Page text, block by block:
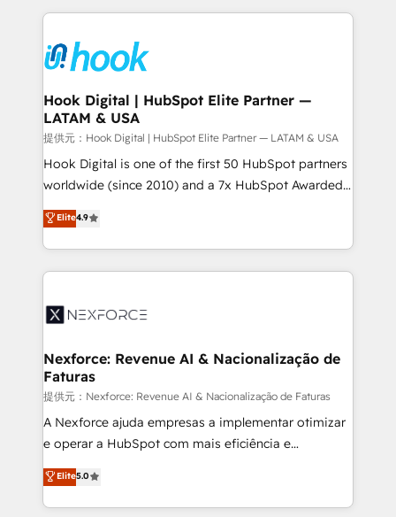
move beyond spreadsheets into unified systems
that drive real business results.
Technical Solutions: - HubSpot Technical Consulting -
Onboarding - Data Migration & Integrations -
Technical Audit & Optimization Strategic Solutions: -
Revenue Operations - Inbound Marketing -
Outbound Marketing - HubSpot CMS Website
Design & Development We empower our clients to
reach their full potential by providing transparent,
relationship-driven support. With over 300 HubSpot
technical know-how and strategic guidance you
need to succeed.
Hook Digital | HubSpot Elite Partner —
LATAM & USA
提供元：Hook Digital | HubSpot Elite Partner — LATAM & USA
Hook Digital is one of the first 50 HubSpot partners
worldwide (since 2010) and a 7x HubSpot Awarded
Elite Partner. With 500+ projects across the U.S.,
Brazil, and LATAM, we combine global expertise with
regional experience. Today, we are Brazil’s largest
HubSpot Elite Partner—trusted by companies across
Implementation & Migration Onboarding across all
Station, Freshdesk, Intercom, and more. Custom
objects, automations, and integrations built for
growth. 🚀 AI-Driven GTM Orchestration Unify
HubSpot with LinkedIn, WhatsApp, email, paid
media, and AI voice to drive pipeline. 🤖 AI Custom
prospecting, follow-ups, service triage, and
knowledge retrieval—built in HubSpot. ⚡ Fast-Track
Elite4.9
Nexforce: Revenue AI & Nacionalização de
Faturas
提供元：Nexforce: Revenue AI & Nacionalização de Faturas
A Nexforce ajuda empresas a implementar otimizar
e operar a HubSpot com mais eficiência e
previsibilidade de receita. Combinamos Revenue
Operations (RevOps) e Inteligência Artificial para
estruturar processos integrar sistemas organizar
Elite5.0